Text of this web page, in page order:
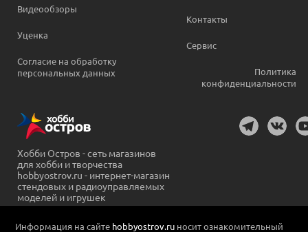
Видеообзоры
Уценка
Согласие на обработку
персональных данных
Контакты
Сервис
Политика
конфиденциальности
Хобби Остров - сеть магазинов
для хобби и творчества
hobbyostrov.ru - интернет-магазин
стендовых и радиоуправляемых
моделей и игрушек
Информация на сайте hobbyostrov.ru носит ознакомительный